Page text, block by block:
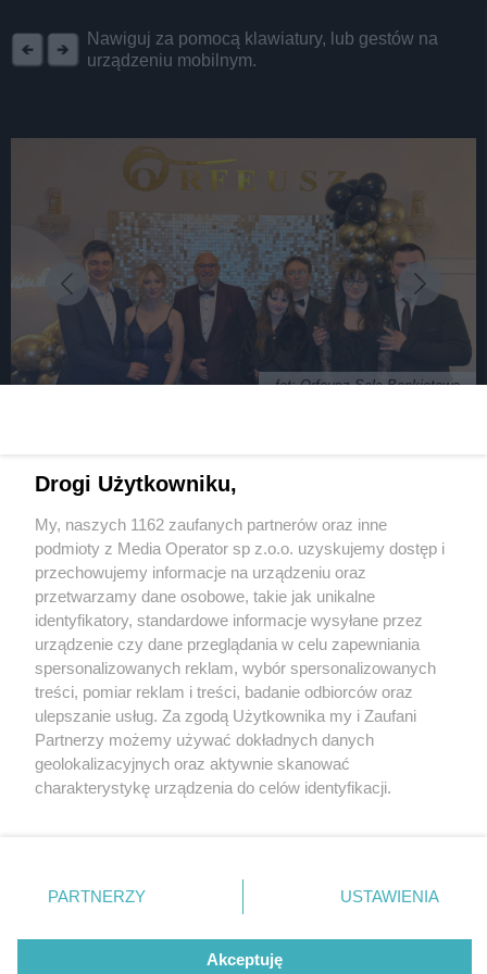
Nawiguj za pomocą klawiatury, lub gestów na
urządzeniu mobilnym.
fot: Orfeusz Sala Bankietowa
Tarnowskich Górach. Zobaczcie zdjęcia ze
studniówki 2026
3 / 9
Studniówka ZSTiO
"Mechanik" w Tarnowskich
Górach
Wydawca mediów lokalnych
Nie zapomnij
zapoznać się z:
polityką prywatności regulamin korzystania z portali
Twojemiasto
Piekary Śląskie
Chorzów
Tarnowskie Góry
Gliwice
Skontakuj sięz nami
Kontakt
Wydawca
Redakcja
Drogi Użytkowniku,
My, naszych 1162 zaufanych partnerów oraz inne
podmioty z Media Operator sp z.o.o. uzyskujemy dostęp i
przechowujemy informacje na urządzeniu oraz
przetwarzamy dane osobowe, takie jak unikalne
identyfikatory, standardowe informacje wysyłane przez
urządzenie czy dane przeglądania w celu zapewniania
spersonalizowanych reklam, wybór spersonalizowanych
treści, pomiar reklam i treści, badanie odbiorców oraz
ulepszanie usług. Za zgodą Użytkownika my i Zaufani
Partnerzy możemy używać dokładnych danych
geolokalizacyjnych oraz aktywnie skanować
charakterystykę urządzenia do celów identyfikacji.
zmienić/wycofać klikając przycisk ustawień prywatności
znajdujący się w lewym dolnym rogu strony
rodzaje przetwarzania danych nie wymagają zgody
użytkownika, ale masz prawo sprzeciwić się takiemu
PARTNERZY USTAWIENIA
Akceptuję